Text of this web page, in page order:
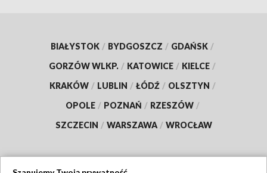
BIAŁYSTOK / BYDGOSZCZ / GDAŃSK /
GORZÓW WLKP. / KATOWICE / KIELCE /
KRAKÓW / LUBLIN / ŁÓDŹ / OLSZTYN /
OPOLE / POZNAŃ / RZESZÓW /
SZCZECIN / WARSZAWA / WROCŁAW